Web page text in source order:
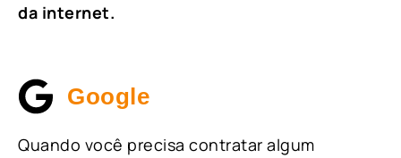
da internet.
Google
Quando você precisa contratar algum